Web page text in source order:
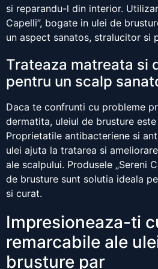
si reparandu-l din interior.
Capelli”, bogate in ulei de
un aspect sanatos, stralucitor si
Trateaza matreata si
pentru un scalp
Daca te confrunti cu probleme
dermatita, uleiul de brusture
Proprietatile antibacteriene si
ulei ajuta la tratarea si
ale scalpului. Produsele „Sereni
de brusture sunt solutia ideala
si curat.
Impresioneaza-ti
remarcabile ale
brusture par